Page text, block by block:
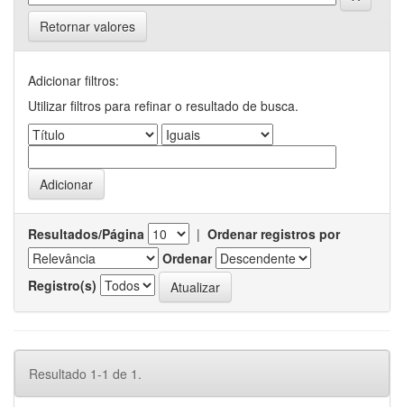
Retornar valores
Adicionar filtros:
Utilizar filtros para refinar o resultado de busca.
Resultados/Página | Ordenar registros por
Ordenar
Registro(s)
Resultado 1-1 de 1.